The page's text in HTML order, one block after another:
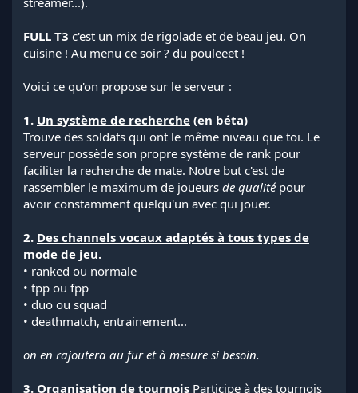
o
n
FULL T3 c'est un mix de rigolade et de beau jeu. On
cuisine ! Au menu ce soir ? du pouleeet !
Voici ce qu'on propose sur le serveur :
1. Un système de recherche (en béta)
Trouve des soldats qui ont le même niveau que toi. Le
serveur possède son propre système de rank pour
faciliter la recherche de mate. Notre but c'est de
rassembler le maximum de joueurs de qualitépour
avoir constamment quelqu'un avec qui jouer.
2. Des channels vocaux adaptés à tous types de
mode de jeu.
• ranked ou normale
• tpp ou fpp
• duo ou squad
• deathmatch, entrainement...
on en rajoutera au fur et à mesure si besoin.
3. Organisation de tournois Participe à des tournois